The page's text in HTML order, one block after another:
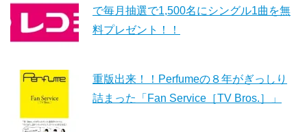
で毎月抽選で1,500名にシングル1曲を無
料プレゼント！！
重版出来！！Perfumeの８年がぎっしり
詰まった「Fan Service［TV Bros.］」